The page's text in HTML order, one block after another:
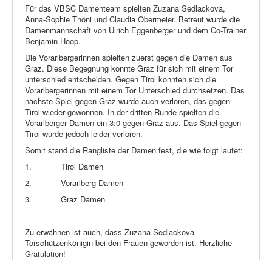
Für das VBSC Damenteam spielten Zuzana Sedlackova,
Anna-Sophie Thöni und Claudia Obermeier. Betreut wurde die
Damenmannschaft von Ulrich Eggenberger und dem Co-Trainer
Benjamin Hoop.
Die Vorarlbergerinnen spielten zuerst gegen die Damen aus
Graz. Diese Begegnung konnte Graz für sich mit einem Tor
unterschied entscheiden. Gegen Tirol konnten sich die
Vorarlbergerinnen mit einem Tor Unterschied durchsetzen. Das
nächste Spiel gegen Graz wurde auch verloren, das gegen
Tirol wieder gewonnen. In der dritten Runde spielten die
Vorarlberger Damen ein 3:0 gegen Graz aus. Das Spiel gegen
Tirol wurde jedoch leider verloren.
Somit stand die Rangliste der Damen fest, die wie folgt lautet:
1.
Tirol Damen
2.
Vorarlberg Damen
3.
Graz Damen
Zu erwähnen ist auch, dass Zuzana Sedlackova
Torschützenkönigin bei den Frauen geworden ist. Herzliche
Gratulation!